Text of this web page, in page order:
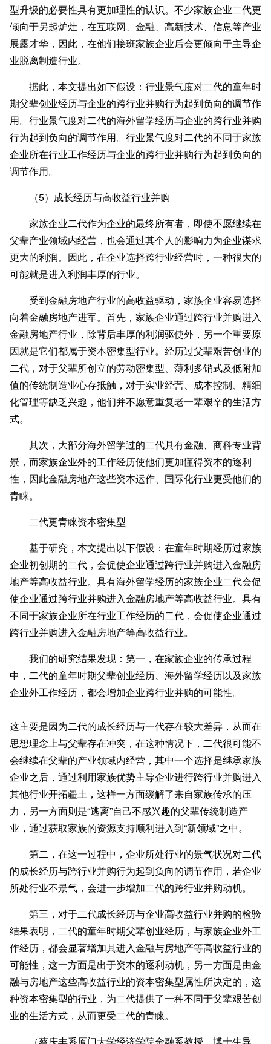
型升级的必要性具有更加理性的认识。不少家族企业二代更
倾向于另起炉灶，在互联网、金融、高新技术、信息等产业
展露才华，因此，在他们接班家族企业后会更倾向于主导企
业脱离制造行业。
据此，本文提出如下假设：行业景气度对二代的童年时
期父辈创业经历与企业的跨行业并购行为起到负向的调节作
用。行业景气度对二代的海外留学经历与企业的跨行业并购
行为起到负向的调节作用。行业景气度对二代的不同于家族
企业所在行业工作经历与企业的跨行业并购行为起到负向的
调节作用。
（5）成长经历与高收益行业并购
家族企业二代作为企业的最终所有者，即使不愿继续在
父辈产业领域内经营，也会通过其个人的影响力为企业谋求
更大的利润。因此，在企业选择跨行业经营时，一种很大的
可能就是进入利润丰厚的行业。
受到金融房地产行业的高收益驱动，家族企业容易选择
向着金融房地产进军。首先，家族企业通过跨行业并购进入
金融房地产行业，除背后丰厚的利润驱使外，另一个重要原
因就是它们都属于资本密集型行业。经历过父辈艰苦创业的
二代，对于父辈所创立的劳动密集型、薄利多销式及低附加
值的传统制造业心存抵触，对于实业经营、成本控制、精细
化管理等缺乏兴趣，他们并不愿意重复老一辈艰辛的生活方
式。
其次，大部分海外留学过的二代具有金融、商科专业背
景，而家族企业外的工作经历使他们更加懂得资本的逐利
性，因此金融房地产这些资本运作、国际化行业更受他们的
青睐。
二代更青睐资本密集型
基于研究，本文提出以下假设：在童年时期经历过家族
企业初创期的二代，会促使企业通过跨行业并购进入金融房
地产等高收益行业。具有海外留学经历的家族企业二代会促
使企业通过跨行业并购进入金融房地产等高收益行业。具有
不同于家族企业所在行业工作经历的二代，会促使企业通过
跨行业并购进入金融房地产等高收益行业。
我们的研究结果发现：第一，在家族企业的传承过程
中，二代的童年时期父辈创业经历、海外留学经历以及家族
企业外工作经历，都会增加企业跨行业并购的可能性。
这主要是因为二代的成长经历与一代存在较大差异，从而在
思想理念上与父辈存在冲突，在这种情况下，二代很可能不
会继续在父辈的产业领域内经营，其中一个选择是继承家族
企业之后，通过利用家族优势主导企业进行跨行业并购进入
其他行业开拓疆土，这样一方面缓解了来自家族传承的压
力，另一方面则是“逃离”自己不感兴趣的父辈传统制造产
业，通过获取家族的资源支持顺利进入到“新领域”之中。
第二，在这一过程中，企业所处行业的景气状况对二代
的成长经历与跨行业并购行为起到负向的调节作用，若企业
所处行业不景气，会进一步增加二代的跨行业并购动机。
第三，对于二代成长经历与企业高收益行业并购的检验
结果表明，二代的童年时期父辈创业经历，与家族企业外工
作经历，都会显著增加其进入金融与房地产等高收益行业的
可能性，这一方面是出于资本的逐利动机，另一方面是由金
融与房地产这些高收益行业的资本密集型属性所决定的，这
种资本密集型的行业，为二代提供了一种不同于父辈艰苦创
业的生活方式，从而更受二代的青睐。